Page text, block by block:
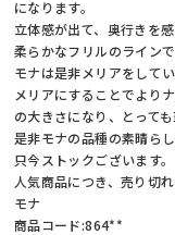
になります。
立体感が出て、奥行きを感
柔らかなフリルのライン
モナは是非メリアをして
メリアにすることでより
の大きさになり、とっても
是非モナの品種の素晴ら
只今ストックございます。
人気商品につき、売り切
モナ
商品コード:864**